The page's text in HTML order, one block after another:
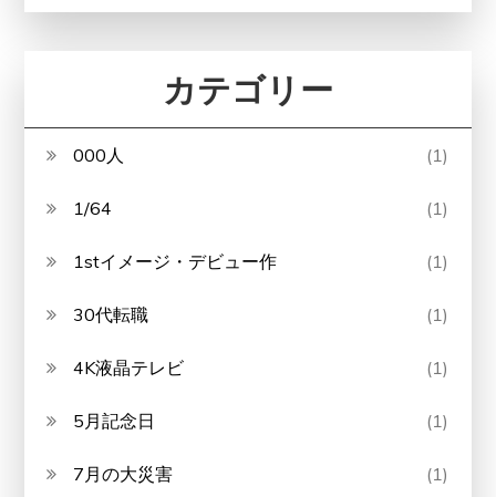
カテゴリー
000人 (1)
1/64 (1)
1stイメージ・デビュー作 (1)
30代転職 (1)
4K液晶テレビ (1)
5月記念日 (1)
7月の大災害 (1)